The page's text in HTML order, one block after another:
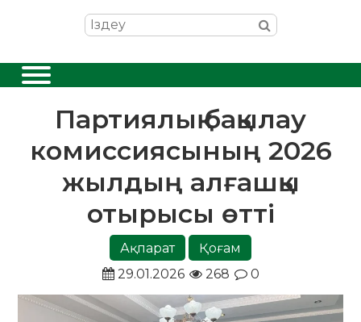
Партиялық бақылау
комиссиясының 2026
жылдың алғашқы
отырысы өтті
Ақпарат
Қоғам
29.01.2026
268 0